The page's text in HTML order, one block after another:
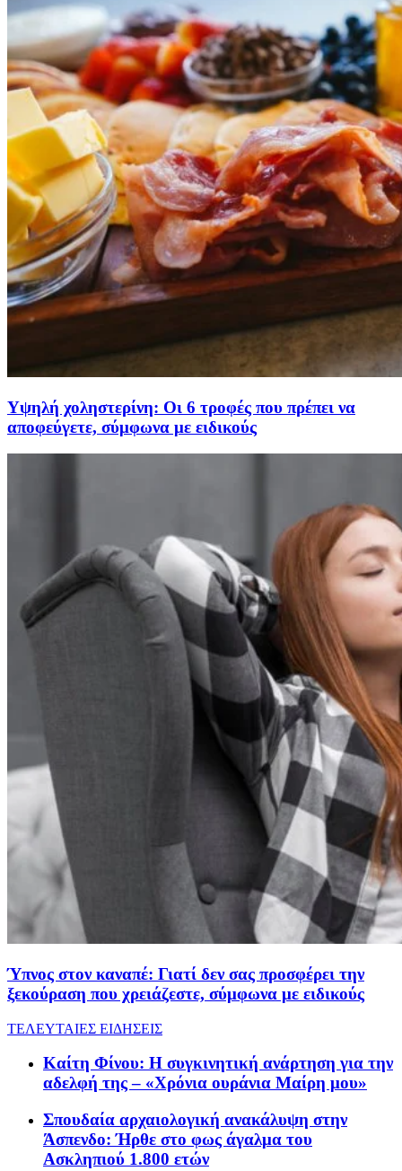
Υψηλή χοληστερίνη: Οι 6 τροφές που πρέπει να
αποφεύγετε, σύμφωνα με ειδικούς
Ύπνος στον καναπέ: Γιατί δεν σας προσφέρει την
ξεκούραση που χρειάζεστε, σύμφωνα με ειδικούς
ΤΕΛΕΥΤΑΙΕΣ ΕΙΔΗΣΕΙΣ
Καίτη Φίνου: Η συγκινητική ανάρτηση για την
αδελφή της – «Χρόνια ουράνια Μαίρη μου»
Σπουδαία αρχαιολογική ανακάλυψη στην
Άσπενδο: Ήρθε στο φως άγαλμα του
Ασκληπιού 1.800 ετών